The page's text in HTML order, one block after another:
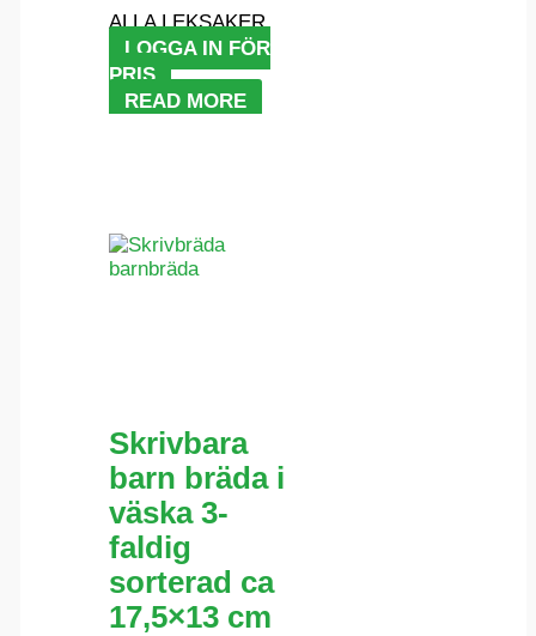
ALLA LEKSAKER
LOGGA IN FÖR
PRIS
READ MORE
Skrivbara
barn bräda i
väska 3-
faldig
sorterad ca
17,5×13 cm